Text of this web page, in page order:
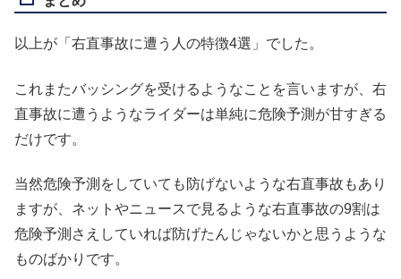
以上が「右直事故に遭う人の特徴4選」でした。
これまたバッシングを受けるようなことを言いますが、右
直事故に遭うようなライダーは単純に危険予測が甘すぎる
だけです。
当然危険予測をしていても防げないような右直事故もあり
ますが、ネットやニュースで見るような右直事故の9割は
危険予測さえしていれば防げたんじゃないかと思うような
ものばかりです。